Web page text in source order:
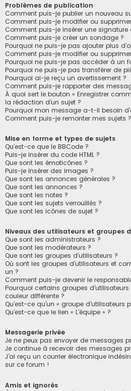
Problèmes de publication
Comment puis-je publier un nouveau
Comment puis-je modifier ou
Comment puis-je insérer une
Comment puis-je créer un sondage ?
Pourquoi ne puis-je pas ajouter plus
Comment puis-je modifier ou
Pourquoi ne puis-je pas accéder à un
Pourquoi ne puis-je pas transférer de
Pourquoi ai-je reçu un avertissement ?
Comment puis-je rapporter des
À quoi sert le bouton « Enregistrer
la rédaction d’un sujet ?
Pourquoi mon message a-t-il besoin
Comment puis-je remonter mes sujets ?
Mise en forme et types de sujets
Qu’est-ce que le BBCode ?
Puis-je insérer du code HTML ?
Que sont les émoticônes ?
Puis-je insérer des images ?
Que sont les annonces générales ?
Que sont les annonces ?
Que sont les notes ?
Que sont les sujets verrouillés ?
Que sont les icônes de sujet ?
Niveaux des utilisateurs et groupes
Que sont les administrateurs ?
Que sont les modérateurs ?
Que sont les groupes d’utilisateurs ?
Où sont les groupes d’utilisateurs et
un ?
Comment puis-je devenir le
Pourquoi certains groupes
couleur différente ?
Qu’est-ce qu’un « groupe d’utilisateurs
Qu’est-ce que le lien « L’équipe » ?
Messagerie privée
Je ne peux pas envoyer de messages
Je continue à recevoir des messages
J’ai reçu un courrier électronique
sur ce forum !
Amis et ignorés